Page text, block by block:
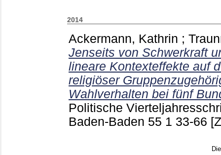
2014
Ackermann, Kathrin ;
Jenseits von Schwerkraft
lineare Kontexteffekte auf
religiöser
Wahlverhalten bei fünf
Politische
Baden-Baden 55 1 33-66